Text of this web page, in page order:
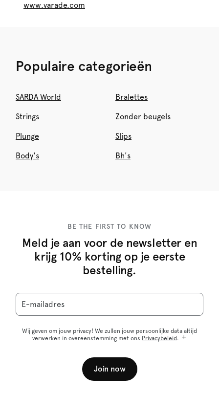
www.varade.com
Populaire categorieën
SARDA World Bralettes
Strings Zonder beugels
Plunge Slips
Body's Bh's
BE THE FIRST TO KNOW
Meld je aan voor de newsletter en
krijg 10% korting op je eerste
bestelling.
E-mailadres
Wij geven om jouw privacy! We zullen jouw persoonlijke data altijd
verwerken in overeenstemming met ons Privacybeleid .
Join now